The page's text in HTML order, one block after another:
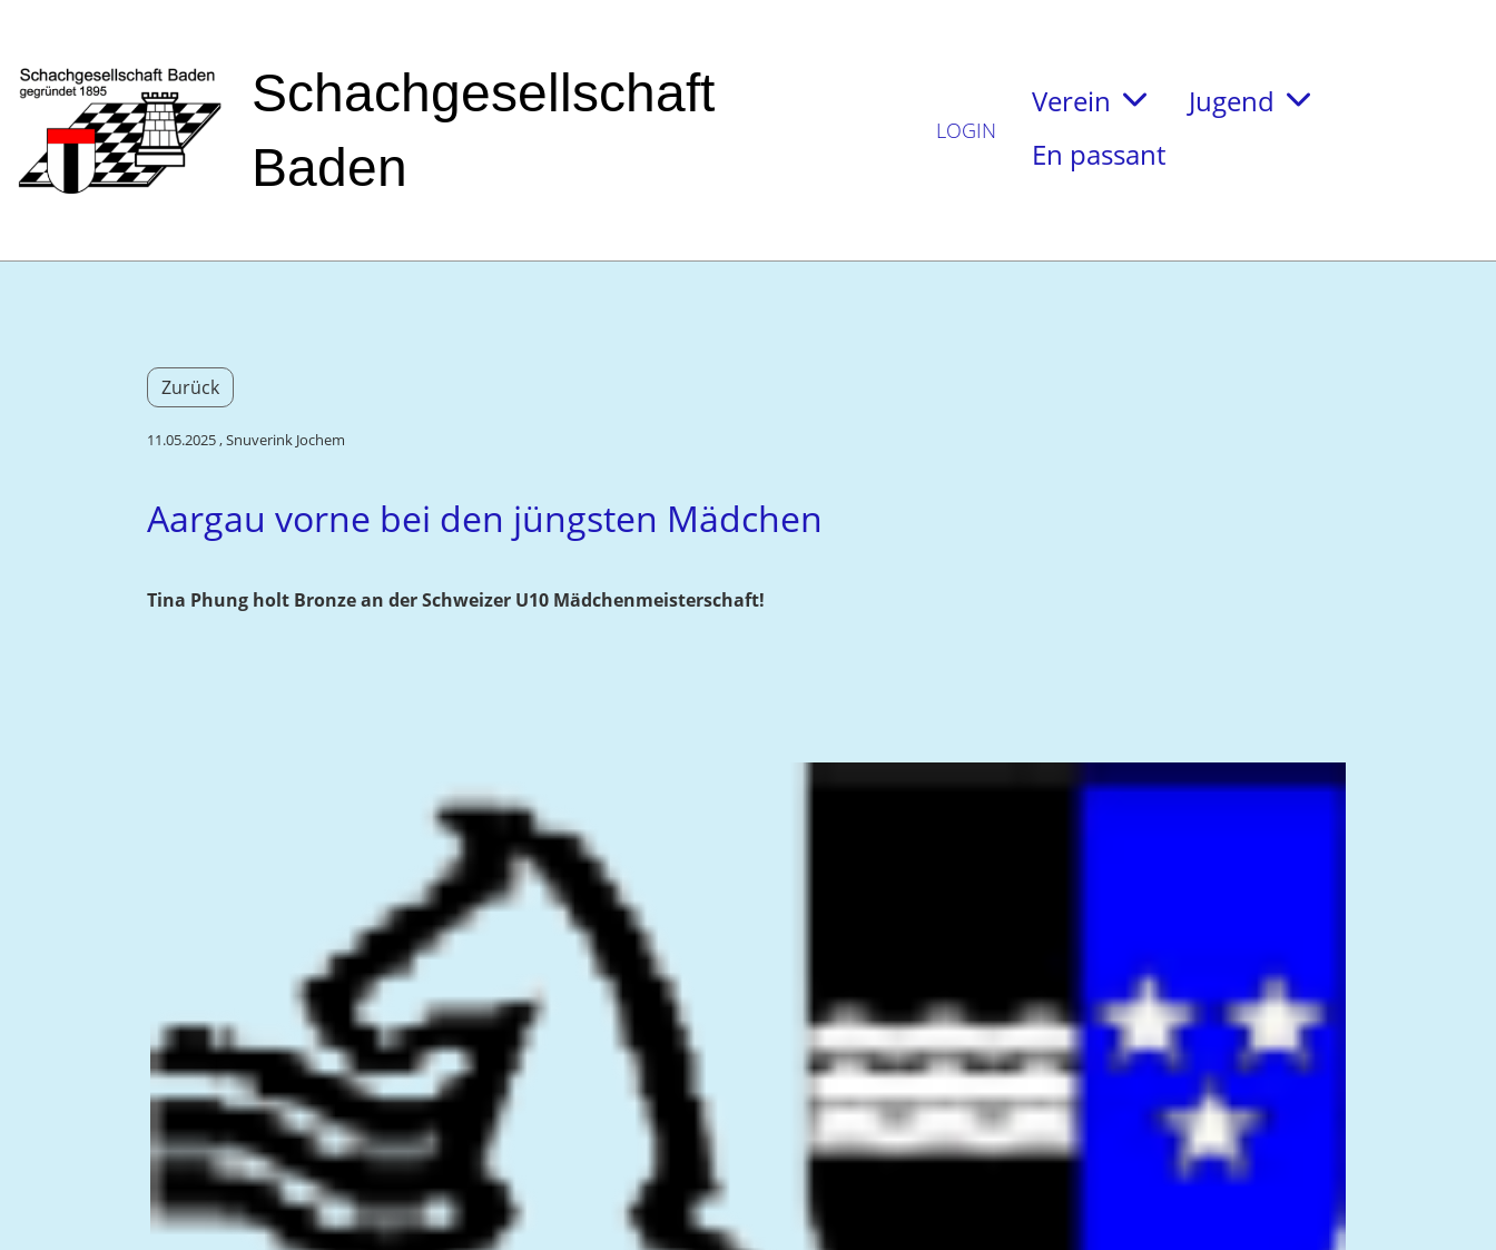
Verein
Jugend
En passant
LOGIN
Schachgesellschaft
Baden
Zurück
11.05.2025, Snuverink Jochem
Aargau vorne bei den jüngsten Mädchen
Tina Phung holt Bronze an der Schweizer U10 Mädchenmeisterschaft!